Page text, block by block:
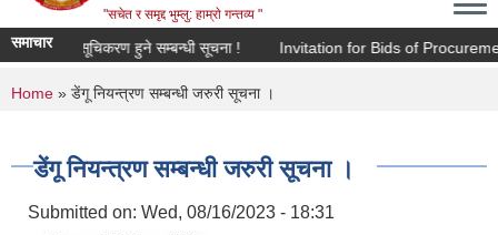
"सचेत र समृद्द भुम्लु: हाम्राे गन्तव्य "
समाचारलागि सूचिकरण हुने सम्बन्धी सूचना ! Invitation for Bids of
You are here
Home » डेंगू नियन्त्रण सम्बन्धी जरुरी सूचना ।
डेंगू नियन्त्रण सम्बन्धी जरुरी सूचना ।
Submitted on: Wed, 08/16/2023 - 18:31